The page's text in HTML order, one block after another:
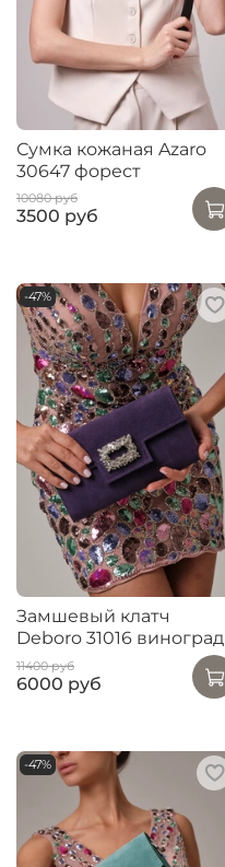
Сумка кожаная Azaro
30647 форест
10080 руб
3500 руб
-47%
Замшевый клатч
Deboro 31016 виноград
11400 руб
6000 руб
-47%